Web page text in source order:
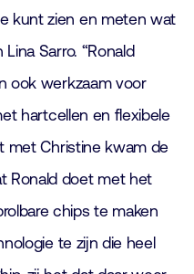
kunt zien en meten wat
Sarro. “Ronald
ook werkzaam voor
hartcellen en flexibele
met Christine kwam de
Ronald doet met het
chips te maken
te zijn die heel